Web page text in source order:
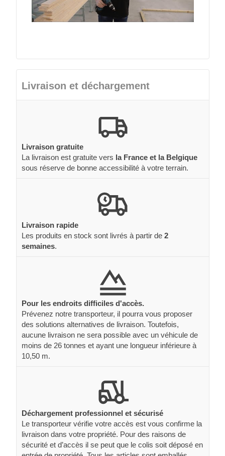
Livraison et déchargement
Livraison gratuite
La livraison est gratuite vers la France et la Belgique
sous réserve de bonne accessibilité à votre terrain.
Livraison rapide
Les produits en stock sont livrés à partir de 2
semaines.
Pour les endroits difficiles d'accès.
Prévenez notre transporteur, il pourra vous proposer
des solutions alternatives de livraison. Toutefois,
aucune livraison ne sera possible avec un véhicule de
moins de 26 tonnes et ayant une longueur inférieure à
10,50 m.
Déchargement professionnel et sécurisé
Le transporteur vérifie votre accès est vous confirme la
livraison dans votre propriété. Pour des raisons de
sécurité et d’accès il se peut que le colis soit déposé en